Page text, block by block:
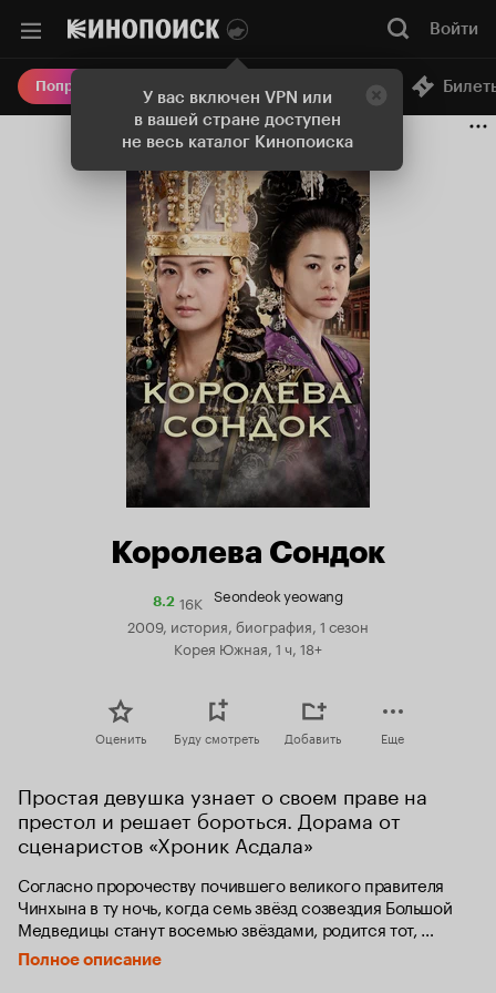
У вас включен VPN или
в вашей стране доступен
не весь каталог Кинопоиска
Войти
Попробовать Плюс Онлайн-кинотеатр
Королева Сондок
8.2Рейтинг
Кинопоиска
8.2
16K Seondeok yeowang
2009, история, биография, 1 сезон
Корея Южная, 1 ч, 18+
Оценить Буду смотреть Добавить Еще
Простая девушка узнает о своем праве на
престол и решает бороться. Дорама от
сценаристов «Хроник Асдала»
Согласно пророчеству почившего великого правителя
Чинхына в ту ночь, когда семь звёзд созвездия Большой
Медведицы станут восемью звёздами, родится тот,
кто сумеет побороть коварство и могущество Ми-щиль,
захватившей власть в царстве Силла.
Полное описание